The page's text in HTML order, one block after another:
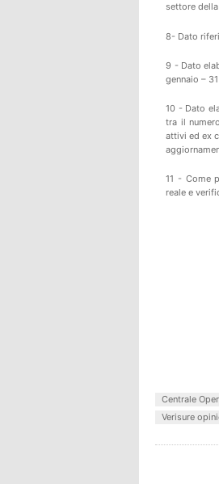
settore
8- Dato
9 - Dato
gennaio –
10 - Dato
tra il
attivi ed ex
11 - Come
reale e
Centrale
Verisure